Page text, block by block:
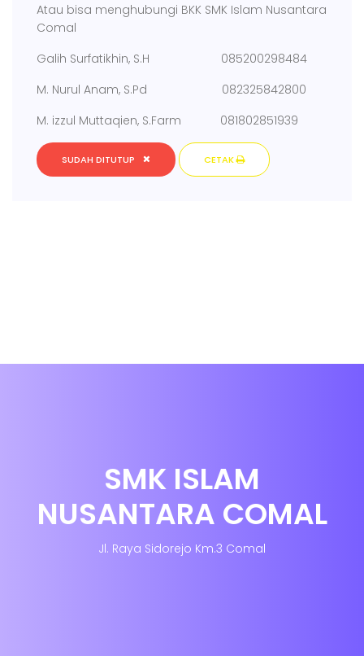
Atau bisa menghubungi BKK SMK Islam Nusantara
Comal
Galih Surfatikhin, S.H 085200298484
M. Nurul Anam, S.Pd 082325842800
M. izzul Muttaqien, S.Farm 081802851939
SUDAH DITUTUP CETAK
SMK ISLAM
NUSANTARA COMAL
Jl. Raya Sidorejo Km.3 Comal